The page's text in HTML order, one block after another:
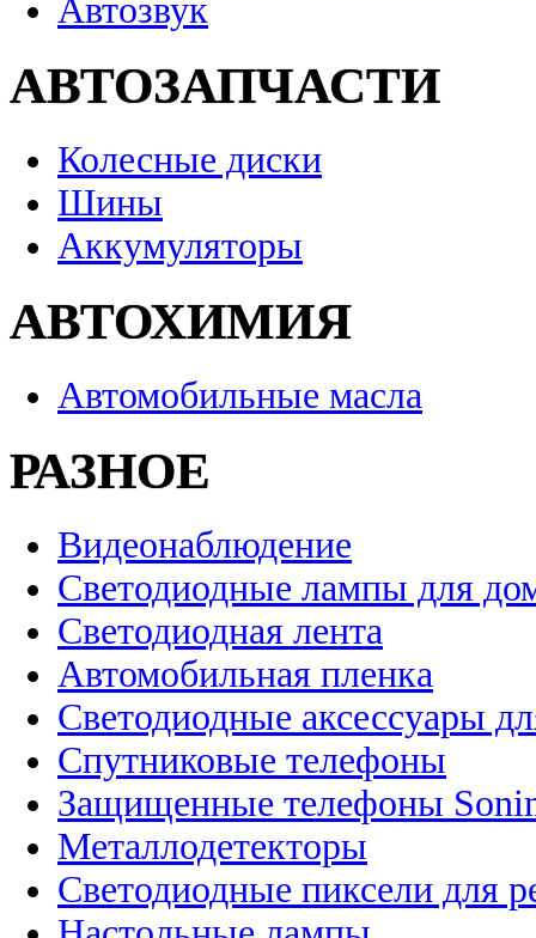
Автозвук
АВТОЗАПЧАСТИ
Колесные диски
Шины
Аккумуляторы
АВТОХИМИЯ
Автомобильные масла
РАЗНОЕ
Видеонаблюдение
Светодиодные лампы для
Светодиодная лента
Автомобильная пленка
Светодиодные аксессуары
Спутниковые телефоны
Защищенные телефоны
Металлодетекторы
Светодиодные пиксели для